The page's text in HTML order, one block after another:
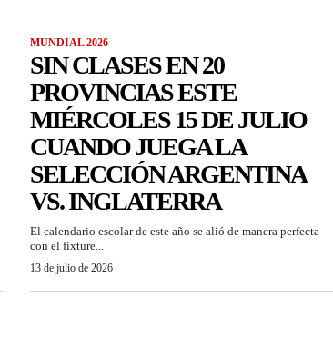
MUNDIAL 2026
SIN CLASES EN 20
PROVINCIAS ESTE
MIÉRCOLES 15 DE JULIO
CUANDO JUEGA LA
SELECCIÓN ARGENTINA
VS. INGLATERRA
El calendario escolar de este año se alió de manera perfecta
con el fixture...
13 de julio de 2026